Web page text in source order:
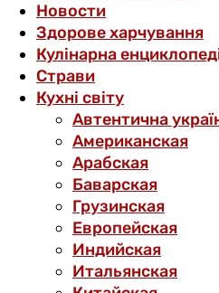
Новости
Здорове харчування
Кулінарна
Страви
Кухні світу
Автентична
Американская
Арабская
Баварская
Грузинская
Европейская
Индийская
Итальянская